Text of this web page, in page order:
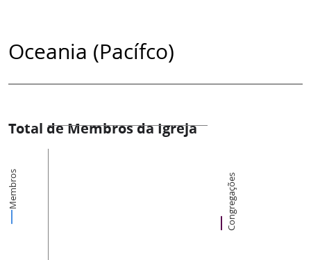
Oceania (Pacífco)
Total de Membros da Igreja
Membros Congregações